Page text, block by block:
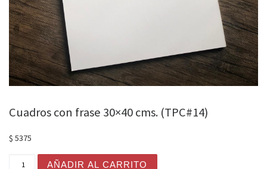
Cuadros con frase 30×40 cms. (TPC#14)
$ 5375
Cuadros con frase 30x40 cms. (TPC#14) cantidad
AÑADIR AL CARRITO